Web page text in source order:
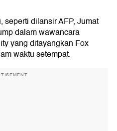
seperti dilansir AFP, Jumat
dalam wawancara
yang ditayangkan Fox
waktu setempat.